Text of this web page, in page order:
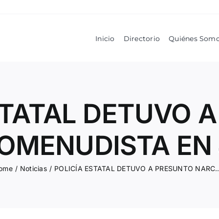
Inicio Directorio Quiénes
DETUVO
EN
/ Noticias / POLICÍA ESTATAL DETUVO A